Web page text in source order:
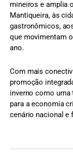
mineiros e amplia
Mantiqueira, às
gastronômicos,
que movimentam
ano.
Com mais
promoção
inverno como
para a economia
cenário nacional e